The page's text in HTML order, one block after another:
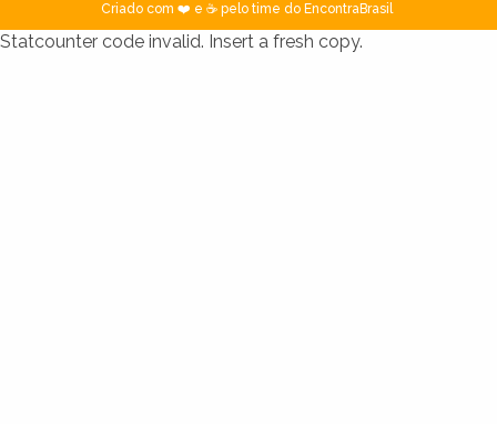
Criado com ❤️ e ☕ pelo time do EncontraBrasil
Statcounter code invalid. Insert a fresh copy.